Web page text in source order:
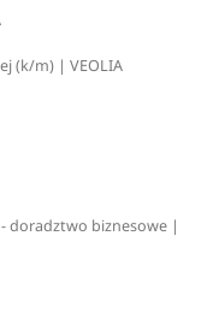
(k/m) | VEOLIA
doradztwo biznesowe |